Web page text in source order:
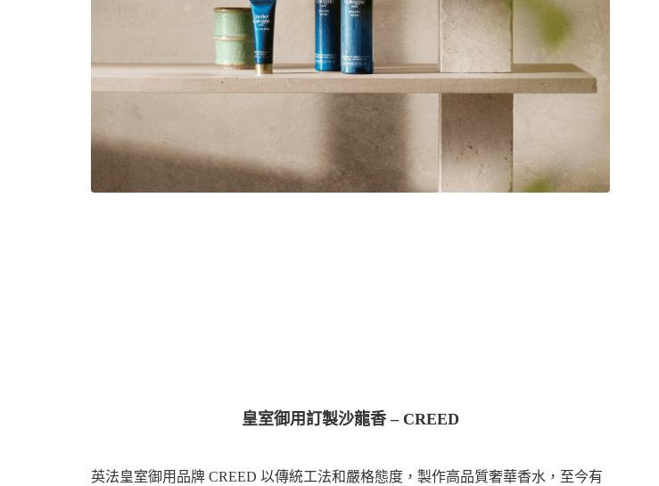
皇室御用訂製沙龍香 – CREED
英法皇室御用品牌 CREED 以傳統工法和嚴格態度，製作高品質奢華香水，至今有